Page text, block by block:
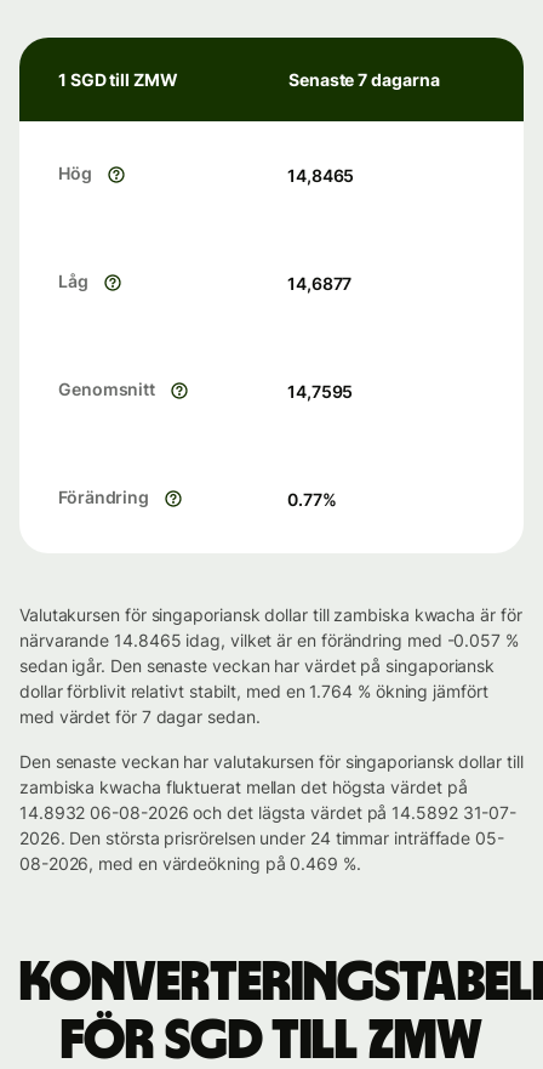
1 SGD till ZMW Senaste 7 dagarna
Hög 14,8465
Låg 14,6877
Genomsnitt 14,7595
Förändring 0.77%
Valutakursen för singaporiansk dollar till zambiska kwacha är för
närvarande 14.8465 idag, vilket är en förändring med -0.057 %
sedan igår. Den senaste veckan har värdet på singaporiansk
dollar förblivit relativt stabilt, med en 1.764 % ökning jämfört
med värdet för 7 dagar sedan.
Den senaste veckan har valutakursen för singaporiansk dollar till
zambiska kwacha fluktuerat mellan det högsta värdet på
14.8932 06-08-2026 och det lägsta värdet på 14.5892 31-07-
2026. Den största prisrörelsen under 24 timmar inträffade 05-
08-2026, med en värdeökning på 0.469 %.
för SGD till ZMW